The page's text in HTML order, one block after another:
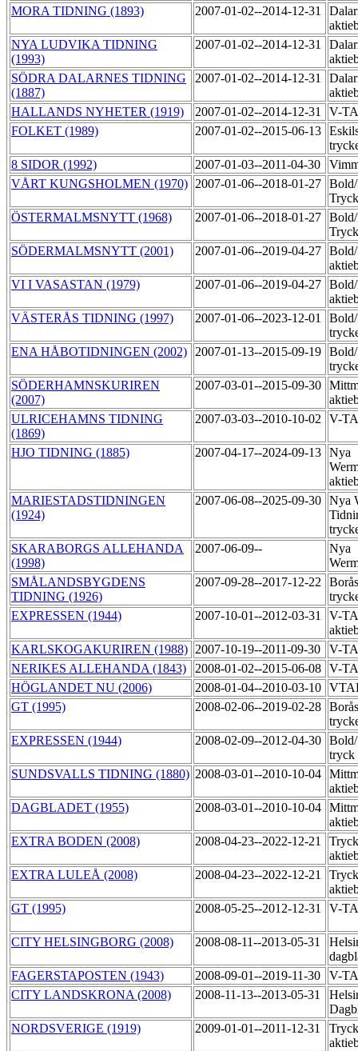
MORA TIDNING (1893) 2007-01-02--2014-12-31
NYA LUDVIKA TIDNING
(1993)
2007-01-02--2014-12-31
SÖDRA DALARNES TIDNING
(1887)
2007-01-02--2014-12-31
HALLANDS NYHETER (1919)
2007-01-02--2014-12-31
V-
FOLKET (1989)
2007-01-02--2015-06-13
8 SIDOR (1992)
2007-01-03--2011-04-30
VÅRT KUNGSHOLMEN (1970) 2007-01-06--2018-01-27
ÖSTERMALMSNYTT (1968)
2007-01-06--2018-01-27
SÖDERMALMSNYTT (2001)
2007-01-06--2019-04-27
VI I VASASTAN (1979)
2007-01-06--2019-04-27
VÄSTERÅS TIDNING (1997)
2007-01-06--2023-12-01
ENA HÅBOTIDNINGEN (2002)
2007-01-13--2015-09-19
SÖDERHAMNSKURIREN
(2007)
2007-03-01--2015-09-30
ULRICEHAMNS TIDNING
(1869)
2007-03-03--2010-10-02 V-
HJO TIDNING (1885) 2007-04-17--2024-09-13 Nya
MARIESTADSTIDNINGEN
(1924)
2007-06-08--2025-09-30 Nya
SKARABORGS ALLEHANDA
(1998)
2007-06-09--
Nya
SMÅLANDSBYGDENS
TIDNING (1926)
2007-09-28--2017-12-22
EXPRESSEN (1944)
2007-10-01--2012-03-31
V-
KARLSKOGAKURIREN (1988) 2007-10-19--2011-09-30
V-
NERIKES ALLEHANDA (1843)
2008-01-02--2015-06-08 V-
HÖGLANDET NU (2006)
2008-01-04--2010-03-10
GT (1995)
2008-02-06--2019-02-28
EXPRESSEN (1944)
2008-02-09--2012-04-30 Bold/
tryck
SUNDSVALLS TIDNING (1880) 2008-03-01--2010-10-04
DAGBLADET (1955)
2008-03-01--2010-10-04
EXTRA BODEN (2008)
2008-04-23--2022-12-21
EXTRA LULEÅ (2008)
2008-04-23--2022-12-21
GT (1995)
2008-05-25--2012-12-31 V-
CITY HELSINGBORG (2008) 2008-08-11--2013-05-31
FAGERSTAPOSTEN (1943)
2008-09-01--2019-11-30
V-
CITY LANDSKRONA (2008)
2008-11-13--2013-05-31
NORDSVERIGE (1919)
2009-01-01--2011-12-31